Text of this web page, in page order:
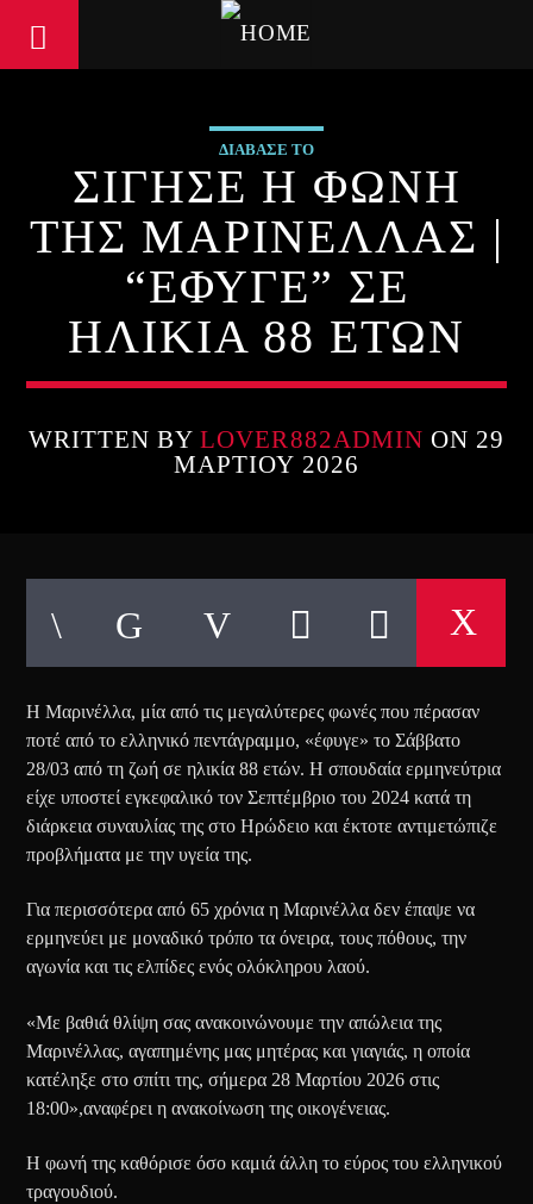
ΔΙΑΒΑΣΕ ΤΟ
ΣΙΓΗΣΕ Η ΦΩΝΗ
ΤΗΣ ΜΑΡΙΝΕΛΛΑΣ |
“ΕΦΥΓΕ” ΣΕ
ΗΛΙΚΙΑ 88 ΕΤΩΝ
WRITTEN BYLOVER882ADMIN ON 29
ΜΑΡΤΊΟΥ 2026
Η Μαρινέλλα, μία από τις μεγαλύτερες φωνές που πέρασαν
ποτέ από το ελληνικό πεντάγραμμο, «έφυγε» το Σάββατο
28/03 από τη ζωή σε ηλικία 88 ετών. Η σπουδαία ερμηνεύτρια
είχε υποστεί εγκεφαλικό τον Σεπτέμβριο του 2024 κατά τη
διάρκεια συναυλίας της στο Ηρώδειο και έκτοτε αντιμετώπιζε
προβλήματα με την υγεία της.
Για περισσότερα από 65 χρόνια η Μαρινέλλα δεν έπαψε να
ερμηνεύει με μοναδικό τρόπο τα όνειρα, τους πόθους, την
αγωνία και τις ελπίδες ενός ολόκληρου λαού.
«Με βαθιά θλίψη σας ανακοινώνουμε την απώλεια της
Μαρινέλλας, αγαπημένης μας μητέρας και γιαγιάς, η οποία
κατέληξε στο σπίτι της, σήμερα 28 Μαρτίου 2026 στις
18:00»,αναφέρει η ανακοίνωση της οικογένειας.
Η φωνή της καθόρισε όσο καμιά άλλη το εύρος του ελληνικού
τραγουδιού.